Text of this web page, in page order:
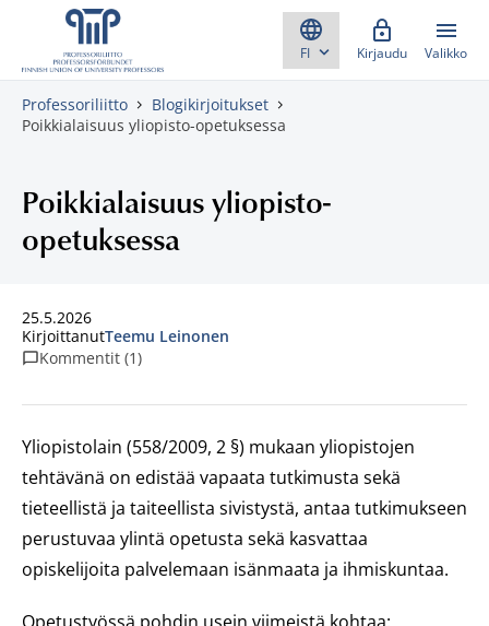
Skippaa sisältö
Kirjaudu Valikko
Professoriliitto
Blogikirjoitukset
Poikkialaisuus yliopisto-opetuksessa
Poikkialaisuus yliopisto-
opetuksessa
25.5.2026
KirjoittanutTeemu Leinonen
Kommentit (1)
Yliopistolain (558/2009, 2 §) mukaan yliopistojen
tehtävänä on edistää vapaata tutkimusta sekä
tieteellistä ja taiteellista sivistystä, antaa tutkimukseen
perustuvaa ylintä opetusta sekä kasvattaa
opiskelijoita palvelemaan isänmaata ja ihmiskuntaa.